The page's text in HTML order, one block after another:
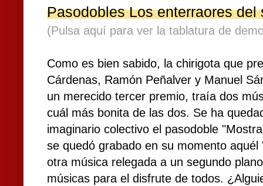
Pasodobles Los enterraores del
(Pulsa aquí para ver la tablatura de
Como es bien sabido, la chirigota que
Cárdenas, Ramón Peñalver y Manuel
un merecido tercer premio, traía dos
cuál más bonita de las dos. Se ha
imaginario colectivo el pasodoble
se quedó grabado en su momento
otra música relegada a un segundo
músicas para el disfrute de todos.